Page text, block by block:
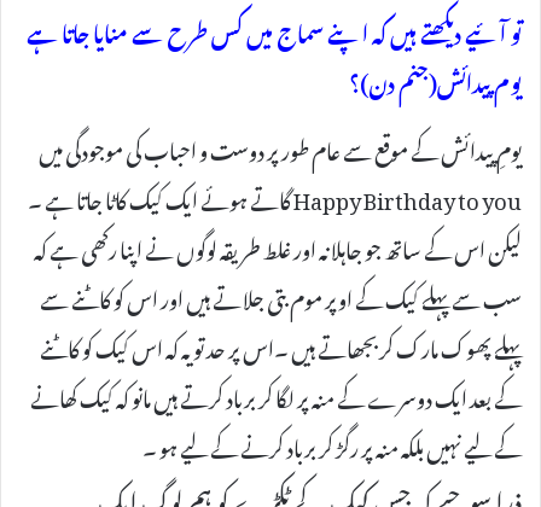
تو آئیے دیکھتے ہیں کہ اپنے سماج میں کس طرح سے منایا جاتا ہے
یوم پیدائش(جنم دن)؟
یومِ پیدائش کے موقع سے عام طور پر دوست و احباب کی موجودگی میں
Happy Birthday to you گاتے ہوئے ایک کیک کاٹا جاتا ہے ۔
لیکن اس کے ساتھ جو جاہلانہ اور غلط طریقہ لوگوں نے اپنا رکھی ہے کہ
سب سے پہلے کیک کے اوپر موم بتی جلاتے ہیں اور اس کو کاٹنے سے
پہلے پھوک مارک کربجھاتے ہیں ۔اس پر حد تو یہ کہ اس کیک کو کاٹنے
کے بعد ایک دوسرے کے منہ پر لگا کر برباد کرتے ہیں مانو کہ کیک کھانے
کے لیے نہیں بلکہ منہ پر رگڑ کر برباد کرنے کے لیے ہو ۔